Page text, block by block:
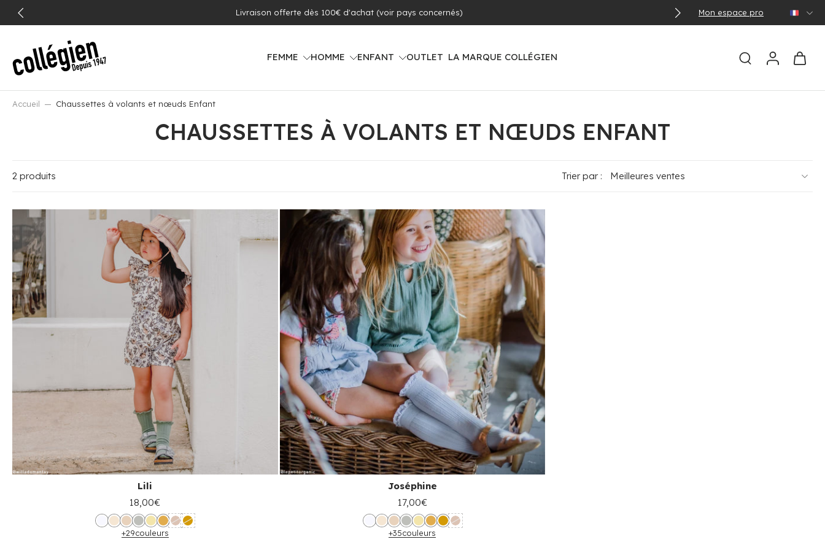
ALLER
AU
Mon espace pro
Livraison offerte dès 100€ d'achat (voir pays concernés) 🌞
FEMME HOMME ENFANT OUTLET LA MARQUE COLLÉGIEN
Accueil Chaussettes à volants et nœuds Enfant
CHAUSSETTES À VOLANTS ET NŒUDS ENFANT
2 produits Trier par :
Lili
18,00€
+29couleurs
Joséphine
17,00€
+35couleurs